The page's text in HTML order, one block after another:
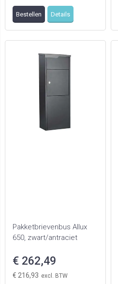
Allux assortiment. Met een
bovenklep voorzien van luc
Bestellen Details
Pakketbrievenbus Allux
650, zwart/antraciet
€ 262,49
€ 216,93